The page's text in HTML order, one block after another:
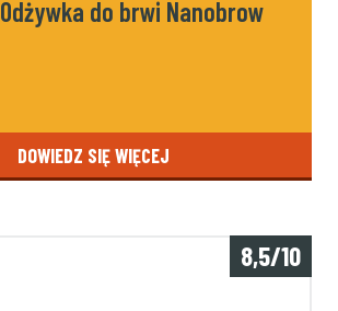
Odżywka do brwi Nanobrow
DOWIEDZ SIĘ WIĘCEJ
8,5/10